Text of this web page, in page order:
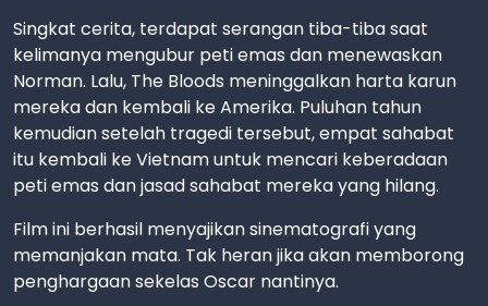
Singkat cerita, terdapat serangan tiba-tiba saat
kelimanya mengubur peti emas dan menewaskan
Norman. Lalu, The Bloods meninggalkan harta karun
mereka dan kembali ke Amerika. Puluhan tahun
kemudian setelah tragedi tersebut, empat sahabat
itu kembali ke Vietnam untuk mencari keberadaan
peti emas dan jasad sahabat mereka yang hilang.
Film ini berhasil menyajikan sinematografi yang
memanjakan mata. Tak heran jika akan memborong
penghargaan sekelas Oscar nantinya.